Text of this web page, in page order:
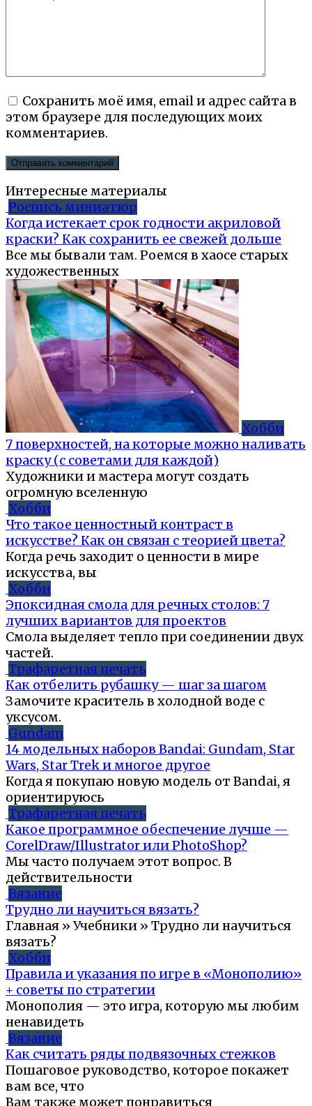
Сохранить моё имя, email и адрес сайта в
этом браузере для последующих моих
комментариев.
Интересные материалы
Роспись миниатюр
Когда истекает срок годности акриловой
краски? Как сохранить ее свежей дольше
Все мы бывали там. Роемся в хаосе старых
художественных
Хобби
7 поверхностей, на которые можно наливать
краску (с советами для каждой)
Художники и мастера могут создать
огромную вселенную
Хобби
Что такое ценностный контраст в
искусстве? Как он связан с теорией цвета?
Когда речь заходит о ценности в мире
искусства, вы
Хобби
Эпоксидная смола для речных столов: 7
лучших вариантов для проектов
Смола выделяет тепло при соединении двух
частей.
Трафаретная печать
Как отбелить рубашку — шаг за шагом
Замочите краситель в холодной воде с
уксусом.
Gundam
14 модельных наборов Bandai: Gundam, Star
Wars, Star Trek и многое другое
Когда я покупаю новую модель от Bandai, я
ориентируюсь
Трафаретная печать
Какое программное обеспечение лучше —
CorelDraw/Illustrator или PhotoShop?
Мы часто получаем этот вопрос. В
действительности
Вязание
Трудно ли научиться вязать?
Главная » Учебники » Трудно ли научиться
вязать?
Хобби
Правила и указания по игре в «Монополию»
+ советы по стратегии
Монополия — это игра, которую мы любим
ненавидеть
Вязание
Как считать ряды подвязочных стежков
Пошаговое руководство, которое покажет
вам все, что
Вам также может понравиться